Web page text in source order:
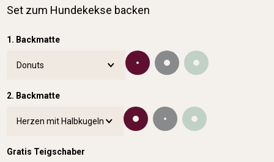
Set zum Hundekekse backen
1. Backmatte
2. Backmatte
Gratis Teigschaber